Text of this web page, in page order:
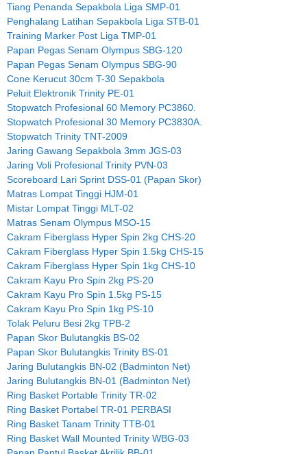
Tiang Penanda Sepakbola Liga SMP-01
Penghalang Latihan Sepakbola Liga STB-01
Training Marker Post Liga TMP-01
Papan Pegas Senam Olympus SBG-120
Papan Pegas Senam Olympus SBG-90
Cone Kerucut 30cm T-30 Sepakbola
Peluit Elektronik Trinity PE-01
Stopwatch Profesional 60 Memory PC3860.
Stopwatch Profesional 30 Memory PC3830A.
Stopwatch Trinity TNT-2009
Jaring Gawang Sepakbola 3mm JGS-03
Jaring Voli Profesional Trinity PVN-03
Scoreboard Lari Sprint DSS-01 (Papan Skor)
Matras Lompat Tinggi HJM-01
Mistar Lompat Tinggi MLT-02
Matras Senam Olympus MSO-15
Cakram Fiberglass Hyper Spin 2kg CHS-20
Cakram Fiberglass Hyper Spin 1.5kg CHS-15
Cakram Fiberglass Hyper Spin 1kg CHS-10
Cakram Kayu Pro Spin 2kg PS-20
Cakram Kayu Pro Spin 1.5kg PS-15
Cakram Kayu Pro Spin 1kg PS-10
Tolak Peluru Besi 2kg TPB-2
Papan Skor Bulutangkis BS-02
Papan Skor Bulutangkis Trinity BS-01
Jaring Bulutangkis BN-02 (Badminton Net)
Jaring Bulutangkis BN-01 (Badminton Net)
Ring Basket Portable Trinity TR-02
Ring Basket Portabel TR-01 PERBASI
Ring Basket Tanam Trinity TTB-01
Ring Basket Wall Mounted Trinity WBG-03